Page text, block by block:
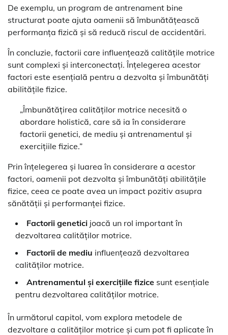
De exemplu, un program de antrenament bine
structurat poate ajuta oamenii să îmbunătățească
performanța fizică și să reducă riscul de accidentări.
În concluzie, factorii care influențează calitățile motrice
sunt complexi și interconectați. Înțelegerea acestor
factori este esențială pentru a dezvolta și îmbunătăți
abilitățile fizice.
„Îmbunătățirea calităților motrice necesită o
abordare holistică, care să ia în considerare
factorii genetici, de mediu și antrenamentul și
exercițiile fizice.”
Prin înțelegerea și luarea în considerare a acestor
factori, oamenii pot dezvolta și îmbunătăți abilitățile
fizice, ceea ce poate avea un impact pozitiv asupra
sănătății și performanței fizice.
Factorii genetici joacă un rol important în
dezvoltarea calităților motrice.
Factorii de mediu influențează dezvoltarea
calităților motrice.
Antrenamentul și exercițiile fizice sunt esențiale
pentru dezvoltarea calităților motrice.
În următorul capitol, vom explora metodele de
dezvoltare a calităților motrice și cum pot fi aplicate în